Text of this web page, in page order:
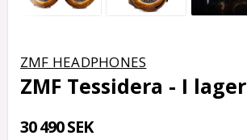
ZMF HEADPHONES
ZMF Tessidera - I lager
30 490 SEK